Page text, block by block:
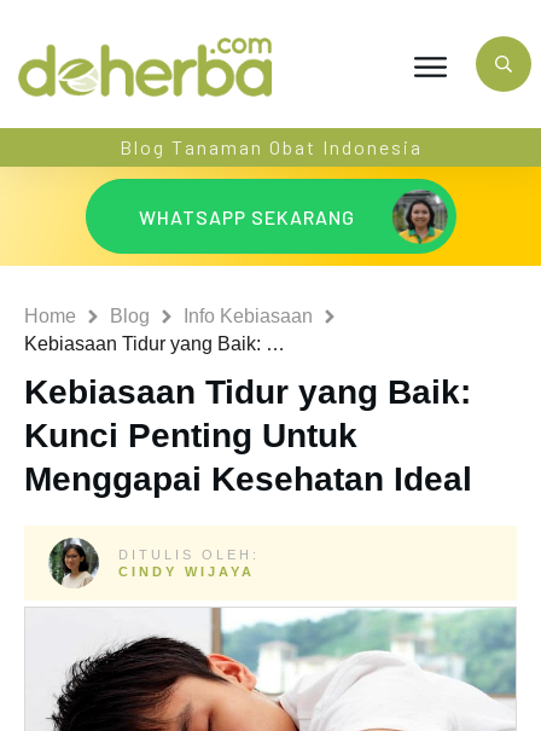
Blog Tanaman Obat Indonesia
WHATSAPP SEKARANG
Home Blog
Info Kebiasaan
Kebiasaan Tidur yang Baik: Kunci Penting Untuk Menggapai Kesehatan Ideal
Kebiasaan Tidur yang Baik:
Kunci Penting Untuk
Menggapai Kesehatan Ideal
DITULIS OLEH:
CINDY WIJAYA